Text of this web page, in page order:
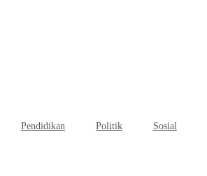
Pendidikan Politik Sosial